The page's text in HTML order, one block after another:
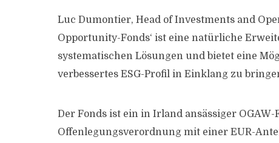
Luc Dumontier, Head of Investments and
Opportunity-Fonds‘ ist eine natürliche
systematischen Lösungen und bietet eine
verbessertes ESG-Profil in Einklang zu
Der Fonds ist ein in Irland ansässiger
Offenlegungsverordnung mit einer EUR-